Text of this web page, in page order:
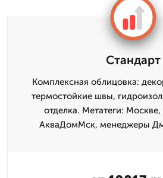
Стандарт
Комплексная облицовка:
термостойкие швы,
отделка. Метатеги: Москве,
АкваДомМск, менеджеры